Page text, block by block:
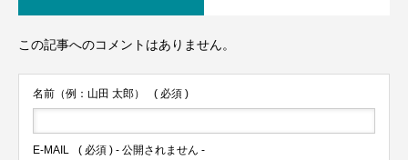
この記事へのコメントはありません。
名前（例：山田 太郎） ( 必須 )
E-MAIL ( 必須 ) - 公開されません -